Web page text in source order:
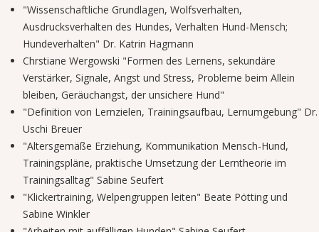
"Wissenschaftliche Grundlagen, Wolfsverhalten,
Ausdrucksverhalten des Hundes, Verhalten Hund-Mensch;
Hundeverhalten" Dr. Katrin Hagmann
Chrstiane Wergowski "Formen des Lernens, sekundäre
Verstärker, Signale, Angst und Stress, Probleme beim Allein
bleiben, Geräuchangst, der unsichere Hund"
"Definition von Lernzielen, Trainingsaufbau, Lernumgebung" Dr.
Uschi Breuer
"Altersgemäße Erziehung, Kommunikation Mensch-Hund,
Trainingspläne, praktische Umsetzung der Lerntheorie im
Trainingsalltag" Sabine Seufert
"Klickertraining, Welpengruppen leiten" Beate Pötting und
Sabine Winkler